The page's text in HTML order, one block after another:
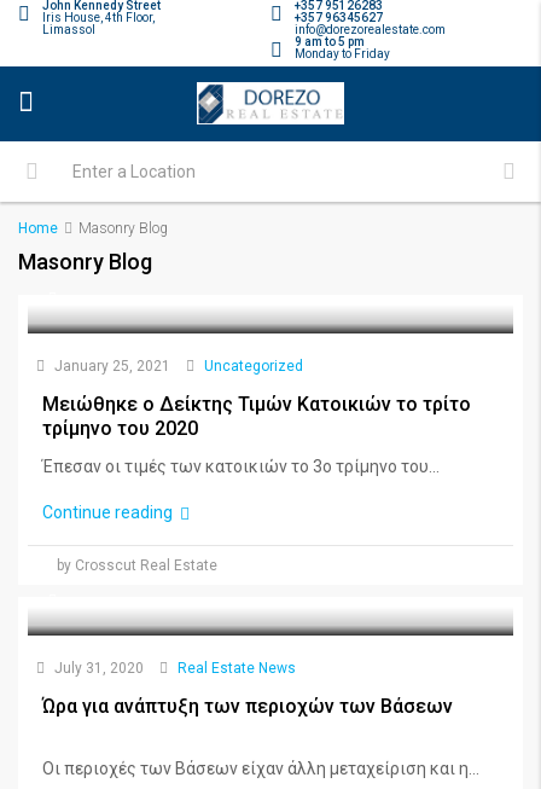
+357 95126283
+357 96345627
info@dorezorealestate.com
John Kennedy Street
Iris House, 4th Floor,
Limassol
9 am to 5 pm
Monday to Friday
Home Masonry Blog
Masonry Blog
January 25, 2021 Uncategorized
Μειώθηκε ο Δείκτης Τιμών Κατοικιών το τρίτο
τρίμηνο του 2020
Έπεσαν οι τιμές των κατοικιών το 3ο τρίμηνο του...
Continue reading
by Crosscut Real Estate
July 31, 2020 Real Estate News
Ώρα για ανάπτυξη των περιοχών των Βάσεων
Οι περιοχές των Βάσεων είχαν άλλη μεταχείριση και η...